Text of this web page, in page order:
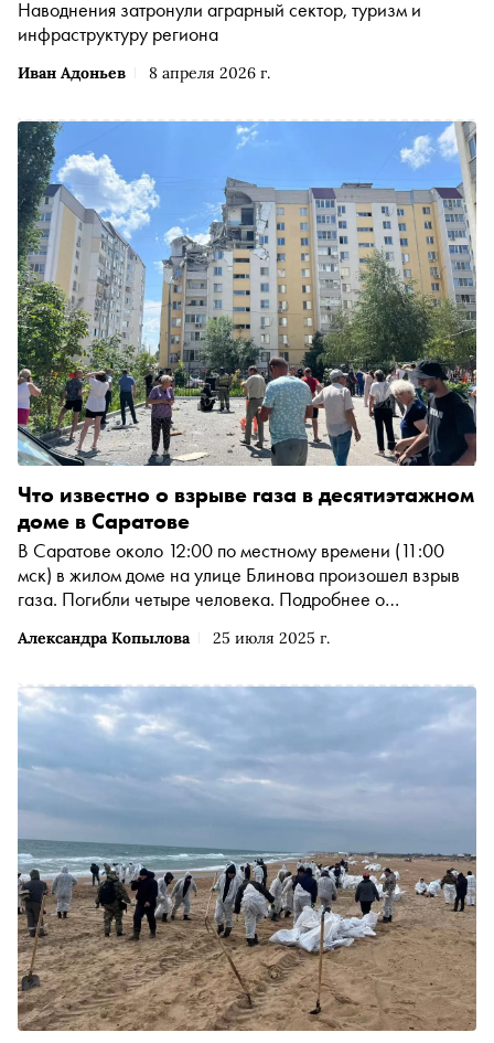
Иван Адоньев 8 апреля 2026 г.
Наводнения затронули аграрный сектор, туризм и
инфраструктуру региона
Александра Копылова 25 июля 2025 г.
Что известно о взрыве газа в десятиэтажном
доме в Саратове
В Саратове около 12:00 по местному времени (11:00
мск) в жилом доме на улице Блинова произошел взрыв
газа. Погибли четыре человека. Подробнее о